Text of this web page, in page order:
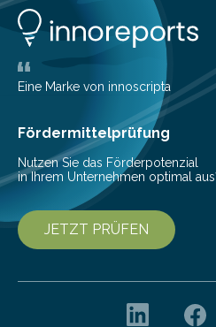
Eine Marke von innoscripta
Fördermittelprüfung
Nutzen Sie das Förderpotenzial
in Ihrem Unternehmen optimal
JETZT PRÜFEN